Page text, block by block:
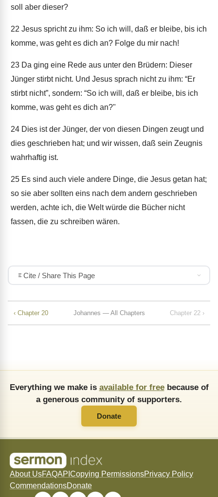
soll aber dieser?
22 Jesus spricht zu ihm: So ich will, daß er bleibe, bis ich
komme, was geht es dich an? Folge du mir nach!
23 Da ging eine Rede aus unter den Brüdern: Dieser
Jünger stirbt nicht. Und Jesus sprach nicht zu ihm: “Er
stirbt nicht”, sondern: “So ich will, daß er bleibe, bis ich
komme, was geht es dich an?"
24 Dies ist der Jünger, der von diesen Dingen zeugt und
dies geschrieben hat; und wir wissen, daß sein Zeugnis
wahrhaftig ist.
25 Es sind auch viele andere Dinge, die Jesus getan hat;
so sie aber sollten eins nach dem andern geschrieben
werden, achte ich, die Welt würde die Bücher nicht
fassen, die zu schreiben wären.
Cite / Share This Page
‹ Chapter 20 Johannes — All Chapters Chapter 22 ›
Everything we make is available for freebecause of
a generous community of supporters.
Donate
About UsFAQAPI Copying PermissionsPrivacy Policy
CommendationsDonate